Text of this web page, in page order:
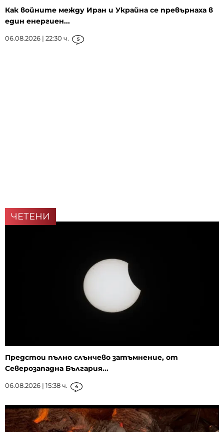
Как войните между Иран и Украйна се превърнаха в
един енергиен...
06.08.2026 | 22:30 ч. 5
ЧЕТЕНИ
Предстои пълно слънчево затъмнение, от
Северозападна България...
06.08.2026 | 15:38 ч. 4